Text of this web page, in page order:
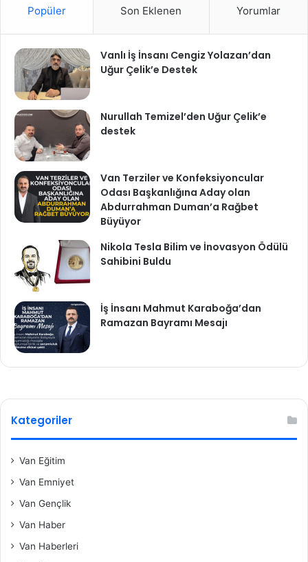
Popüler Son Eklenen Yorumlar
Vanlı İş İnsanı Cengiz Yolazan’dan
Uğur Çelik’e Destek
Nurullah Temizel’den Uğur Çelik’e
destek
Van Terziler ve Konfeksiyoncular
Odası Başkanlığına Aday olan
Abdurrahman Duman’a Rağbet
Büyüyor
Nikola Tesla Bilim ve İnovasyon Ödülü
Sahibini Buldu
İş İnsanı Mahmut Karaboğa’dan
Ramazan Bayramı Mesajı
Kategoriler
Van Eğitim
Van Emniyet
Van Gençlik
Van Haber
Van Haberleri